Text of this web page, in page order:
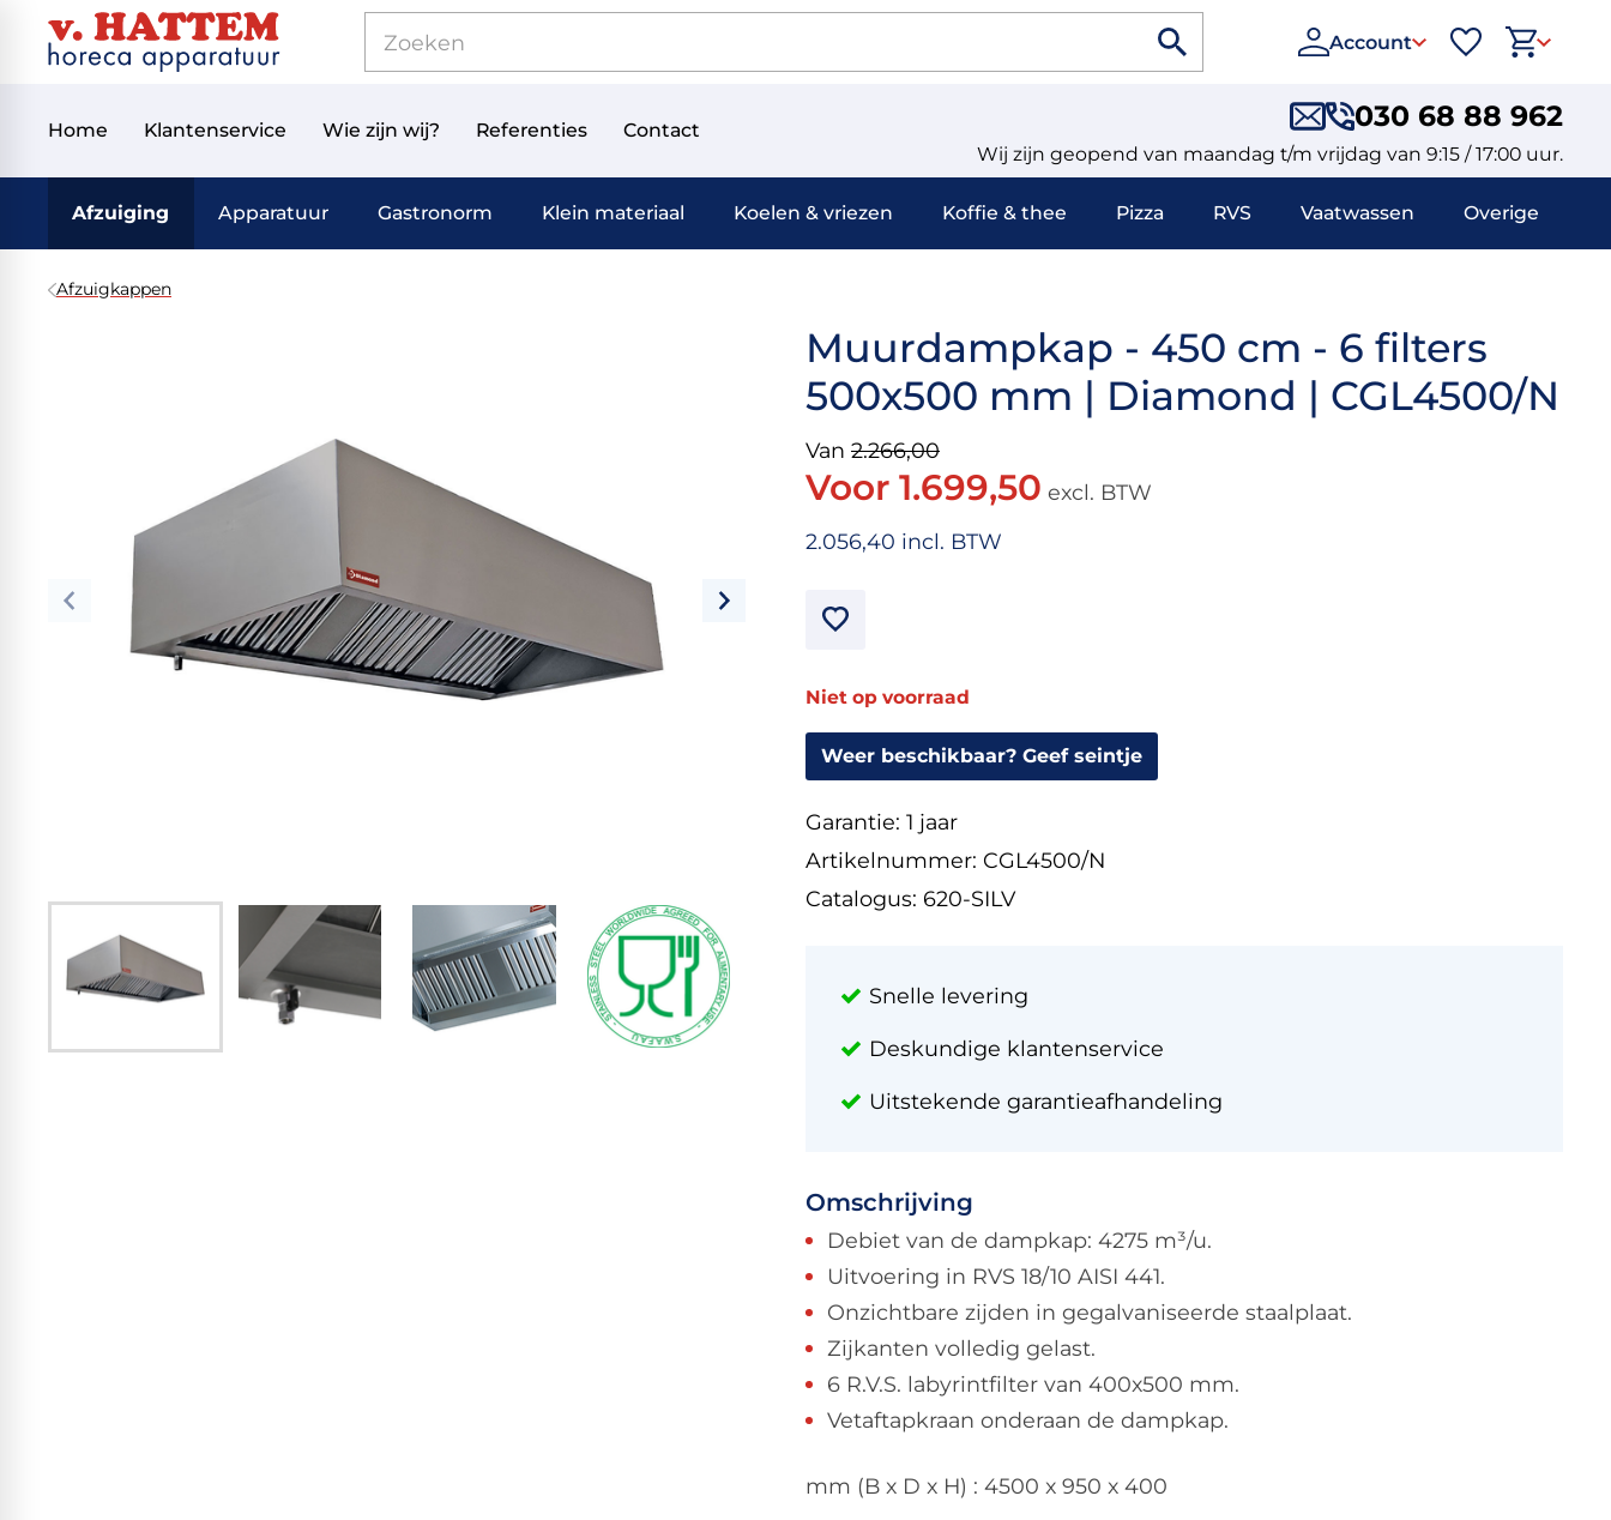
Account
Home Klantenservice Wie zijn wij? Referenties Contact 030 68 88 962
Wij zijn geopend van maandag t/m vrijdag van 9:15 / 17:00 uur.
Afzuiging Apparatuur Gastronorm Klein materiaal Koelen & vriezen Koffie & thee Pizza RVS Vaatwassen Overige
Afzuigkappen
Muurdampkap - 450 cm - 6 filters
500x500 mm | Diamond | CGL4500/N
Van 2.266,00
Voor 1.699,50 excl. BTW
2.056,40 incl. BTW
Niet op voorraad
Weer beschikbaar? Geef seintje
Garantie: 1 jaar
Artikelnummer: CGL4500/N
Catalogus: 620-SILV
Snelle levering
Deskundige klantenservice
Uitstekende garantieafhandeling
Omschrijving
Debiet van de dampkap: 4275 m³/u.
Uitvoering in RVS 18/10 AISI 441.
Onzichtbare zijden in gegalvaniseerde staalplaat.
Zijkanten volledig gelast.
6 R.V.S. labyrintfilter van 400x500 mm.
Vetaftapkraan onderaan de dampkap.
mm (B x D x H) : 4500 x 950 x 400